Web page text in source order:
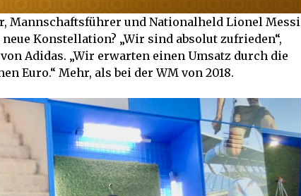
Mannschaftsführer und Nationalheld Lionel Messi
Konstellation? „Wir sind absolut zufrieden“,
Adidas. „Wir erwarten einen Umsatz durch die
Euro.“ Mehr, als bei der WM von 2018.